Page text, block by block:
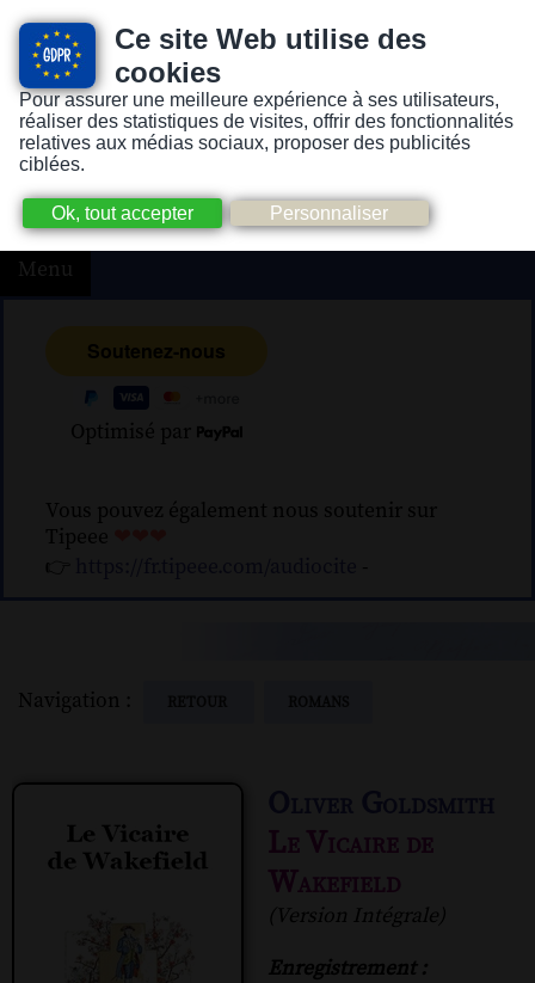
Ce site Web utilise des
cookies
Pour assurer une meilleure expérience à ses utilisateurs,
réaliser des statistiques de visites, offrir des fonctionnalités
relatives aux médias sociaux, proposer des publicités
ciblées.
Version pour personnes mal-voyantes ou non-voyantes
Menu
Optimisé par
Vous pouvez également nous soutenir sur
Tipeee
👉
-
Navigation :
Le Vicaire de
Wakefield
(Version Intégrale)
Enregistrement :